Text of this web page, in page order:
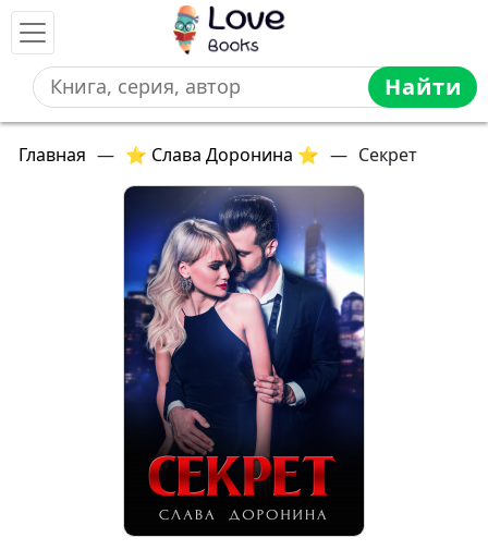
Найти
Главная — ⭐ Слава Доронина ⭐ — Секрет